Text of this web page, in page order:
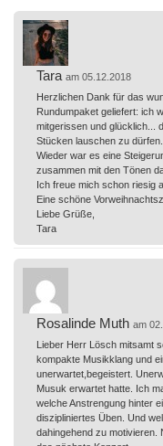
Tara am 05.12.2018
Herzlichen Dank für das
Rundumpaket geliefert: ich
mitgerissen und glücklich...
Stücken lauschen zu dürfen.
Wieder war es eine
zusammen mit den Tönen
Ich freue mich schon riesig
Eine schöne
Liebe Grüße,
Tara
Rosalinde Muth am
Lieber Herr Lösch mitsamt
kompakte Musikklang und
unerwartet,begeistert.
Musuk erwartet hatte. Ich
welche Anstrengung hinter
diszipliniertes Üben. Und
dahingehend zu motivieren.